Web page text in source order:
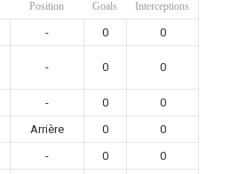
Position Goals Interceptions
- 0
0
- 0 0
- 0
0
Arrière 0
0
- 0
0